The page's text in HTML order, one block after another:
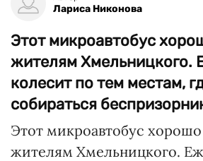
Лариса Никонова
Этот микроавтобус
жителям Хмельницкого.
колесит по тем местам,
собираться
Этот микроавтобус хорошо
жителям Хмельницкого.